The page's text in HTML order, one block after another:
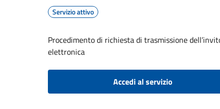
Servizio attivo
Procedimento di richiesta di trasmissione
elettronica
Accedi al servizio